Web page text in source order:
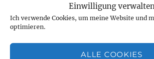
Einwilligung verwalten
Ich verwende Cookies, um meine Website und
optimieren.
ALLE COOKIES